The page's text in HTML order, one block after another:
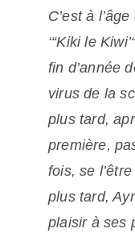
C’est à
‘“Kiki le
fin d’année
virus de la
plus tard,
première,
fois, se
plus tard,
plaisir à ses